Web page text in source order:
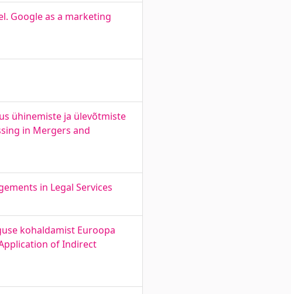
Google as a marketing
ühinemiste ja ülevõtmiste
in Mergers and
in Legal Services
kohaldamist Euroopa
of Indirect